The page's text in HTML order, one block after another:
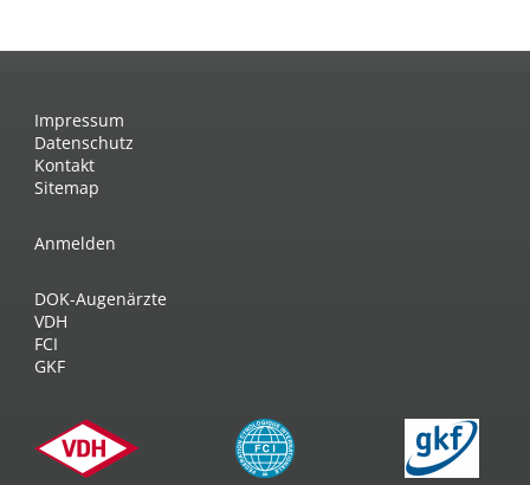
Impressum
Datenschutz
Kontakt
Sitemap
Anmelden
DOK-Augenärzte
VDH
FCI
GKF